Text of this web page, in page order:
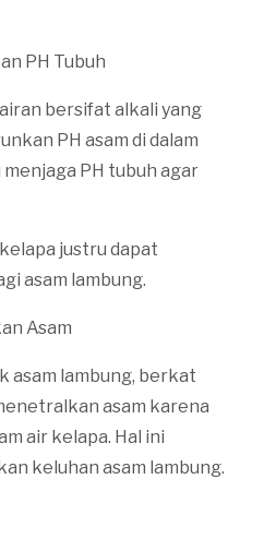
PH Tubuh
bersifat alkali yang
PH asam di dalam
PH tubuh agar
justru dapat
asam lambung.
Asam
asam lambung, berkat
asam karena
air kelapa. Hal ini
keluhan asam lambung.